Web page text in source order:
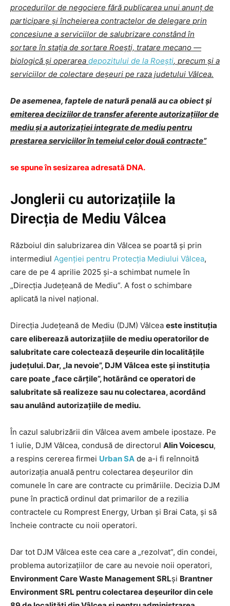
procedurilor de negociere fără publicarea unui anunț de
participare și încheierea contractelor de delegare prin
concesiune a serviciilor de salubrizare constând în
sortare în stația de sortare Roești, tratare mecano —
biologică și operarea depozitului de la Roești, precum și a
serviciilor de colectare deșeuri pe raza judetului Vâlcea.
De asemenea, faptele de natură penală au ca obiect și
emiterea deciziilor de transfer aferente autorizațiilor de
mediu și a autorizației integrate de mediu pentru
prestarea serviciilor în temeiul celor două contracte”
se spune în sesizarea adresată DNA.
Jonglerii cu autorizațiile la
Direcția de Mediu Vâlcea
Războiul din salubrizarea din Vâlcea se poartă și prin
intermediul Agenției pentru Protecția Mediului Vâlcea,
care de pe 4 aprilie 2025 și-a schimbat numele în
„Direcția Județeană de Mediu”. A fost o schimbare
aplicată la nivel național.
Direcția Județeană de Mediu (DJM) Vâlcea este instituția
care eliberează autorizațiile de mediu operatorilor de
salubritate care colectează deșeurile din localitățile
județului. Dar, „la nevoie”, DJM Vâlcea este și instituția
care poate „face cărțile”, hotărând ce operatori de
salubritate să realizeze sau nu colectarea, acordând
sau anulând autorizațiile de mediu.
În cazul salubrizării din Vâlcea avem ambele ipostaze. Pe
1 iulie, DJM Vâlcea, condusă de directorul Alin Voicescu,
a respins cererea firmei Urban SA de a-i fi reînnoită
autorizația anuală pentru colectarea deșeurilor din
comunele în care are contracte cu primăriile. Decizia DJM
pune în practică ordinul dat primarilor de a rezilia
contractele cu Romprest Energy, Urban și Brai Cata, și să
încheie contracte cu noii operatori.
Dar tot DJM Vâlcea este cea care a „rezolvat”, din condei,
problema autorizațiilor de care au nevoie noii operatori,
Environment Care Waste Management SRLși Brantner
Environment SRL pentru colectarea deșeurilor din cele